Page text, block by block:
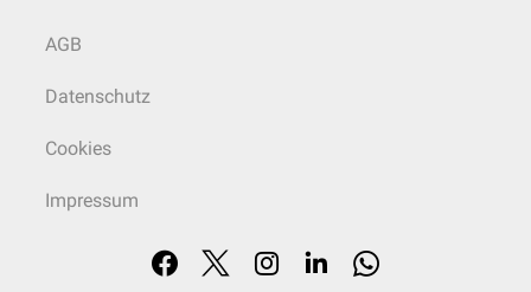
AGB
Datenschutz
Cookies
Impressum